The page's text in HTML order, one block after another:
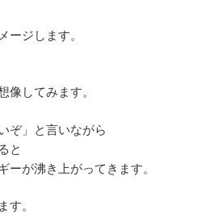
ージします。
像してみます。
ぞ」と言いながら
と
ーが沸き上がってきます。
す。